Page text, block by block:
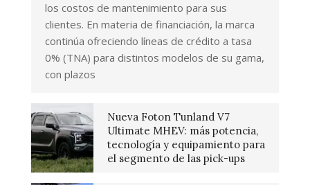
los costos de mantenimiento para sus
clientes. En materia de financiación, la marca
continúa ofreciendo líneas de crédito a tasa
0% (TNA) para distintos modelos de su gama,
con plazos
Nueva Foton Tunland V7
Ultimate MHEV: más potencia,
tecnología y equipamiento para
el segmento de las pick-ups